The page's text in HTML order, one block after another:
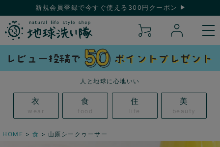
新規会員登録で今すぐ使える300円クーポン
人と地球に心地いい
衣
wear
食
food
住
life
美
beauty
HOME 食 山原シークヮーサー